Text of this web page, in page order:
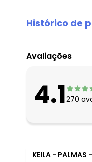
Histórico de
agosto/2026
maio/2026
abril/2026
fevereiro/2026
Avaliações
4.1270
KEILA - PALMAS